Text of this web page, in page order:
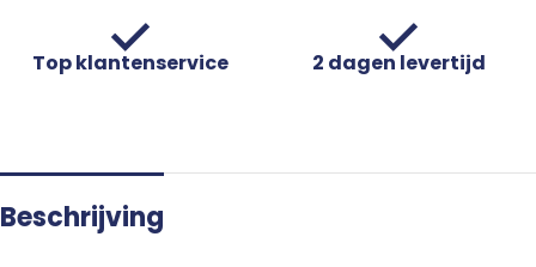
Top klantenservice 2 dagen levertijd
Beschrijving